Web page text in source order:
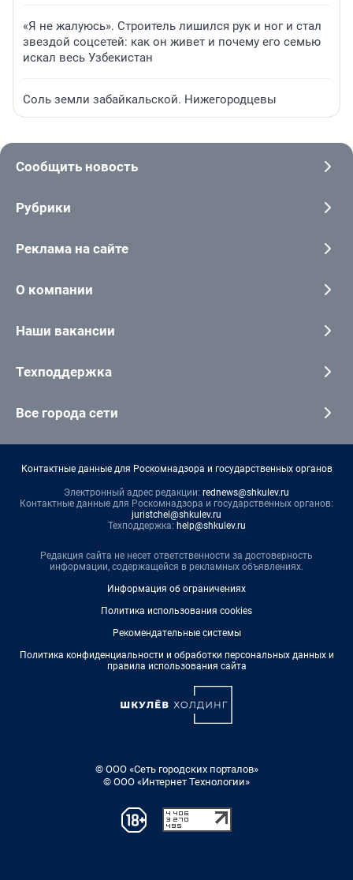
«Я не жалуюсь». Строитель лишился рук и ног и стал
звездой соцсетей: как он живет и почему его семью
искал весь Узбекистан
Соль земли забайкальской. Нижегородцевы
Сообщить новость
Рубрики
Реклама на сайте
О компании
Наши вакансии
Техподдержка
Все города сети
Контактные данные для Роскомнадзора и государственных органов
Электронный адрес редакции: rednews@shkulev.ru
Контактные данные для Роскомнадзора и государственных органов:
juristchel@shkulev.ru
Техподдержка: help@shkulev.ru
Редакция сайта не несет ответственности за достоверность
информации, содержащейся в рекламных объявлениях.
Информация об ограничениях
Политика использования cookies
Рекомендательные системы
Политика конфиденциальности и обработки персональных данных и
правила использования сайта
© ООО «Сеть городских порталов»
© ООО «Интернет Технологии»